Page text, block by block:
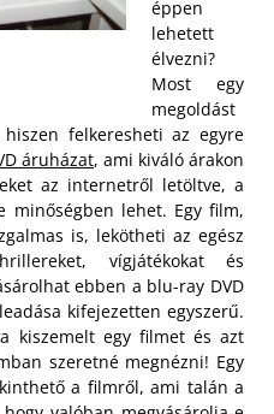
éppen
lehetett
élvezni?
Most egy
megoldást
felkeresheti az egyre
áruházat, ami kiváló árakon
az internetről letöltve, a
minőségben lehet. Egy film,
is, lekötheti az egész
vígjátékokat és
ebben a blu-ray DVD
kifejezetten egyszerű.
kiszemelt egy filmet és azt
szeretné megnézni! Egy
a filmről, ami talán a